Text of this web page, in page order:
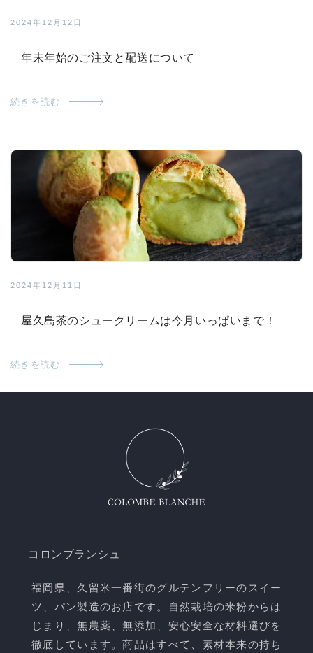
2024年12月12日
年末年始のご注文と配送について
続きを読む
2024年12月11日
屋久島茶のシュークリームは今月いっぱいまで！
続きを読む
コロンブランシュ
福岡県、久留米一番街のグルテンフリーのスイー
ツ、パン製造のお店です。自然栽培の米粉からは
じまり、無農薬、無添加、安心安全な材料選びを
徹底しています。商品はすべて、素材本来の持ち